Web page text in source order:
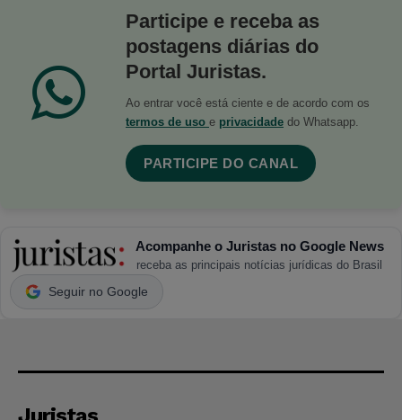
Participe e receba as
postagens diárias do
Portal Juristas.
Ao entrar você está ciente e de acordo com os
termos de uso e privacidade do Whatsapp.
PARTICIPE DO CANAL
Acompanhe o Juristas no Google News
receba as principais notícias jurídicas do Brasil
Seguir no Google